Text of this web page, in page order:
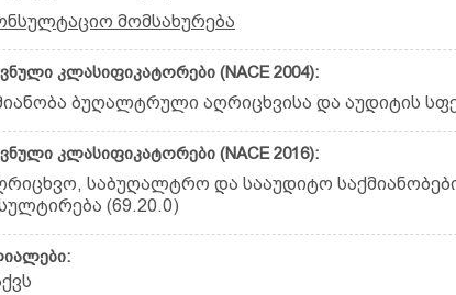
მომსახურება
კლასიფიკატორები (NACE 2004):
ბუღალტრული აღრიცხვისა და აუდიტის
კლასიფიკატორები (NACE 2016):
საბუღალტრო და სააუდიტო
(69.20.0)